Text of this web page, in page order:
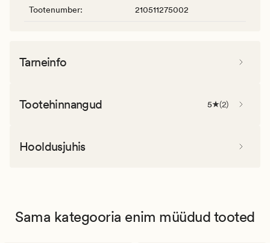
Tootenumber: 210511275002
Tarneinfo
Tootehinnangud 5 (2)
Hooldusjuhis
Sama kategooria enim müüdud tooted